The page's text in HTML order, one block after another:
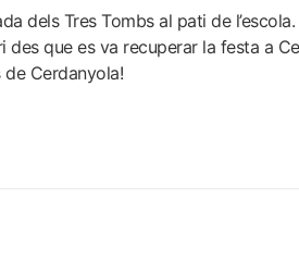
dels Tres Tombs al pati de l’escola.
que es va recuperar la festa a
de Cerdanyola!